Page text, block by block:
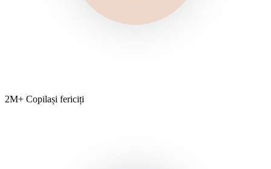
2M+ Copilași fericiți